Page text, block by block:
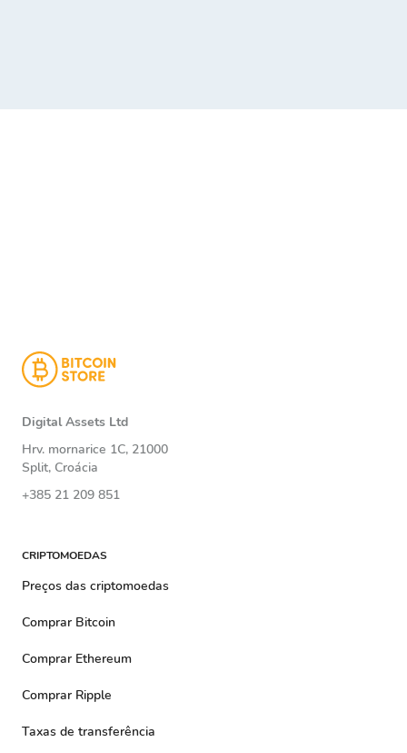
Digital Assets Ltd
Hrv. mornarice 1C, 21000
Split, Croácia
+385 21 209 851
CRIPTOMOEDAS
Preços das criptomoedas
Comprar Bitcoin
Comprar Ethereum
Comprar Ripple
Taxas de transferência